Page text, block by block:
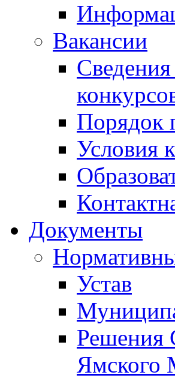
Вакансии
Порядок
Условия
Документы
Устав
Решения
Ямского